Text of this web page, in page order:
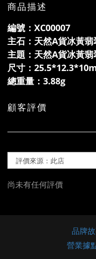
商品描述
編號：XC00007
主石：天然A貨冰黃翡
主題：天然A貨冰黃
尺寸：
總重量：3.88g
顧客評價
尚未有任何評價
品牌
營業據